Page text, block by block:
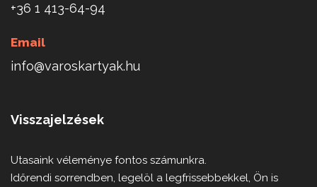
+36 1 413-64-94
Email
info@varoskartyak.hu
Visszajelzések
Utasaink véleménye fontos számunkra.
Időrendi sorrendben, legelöl a legfrissebbekkel, Ön is